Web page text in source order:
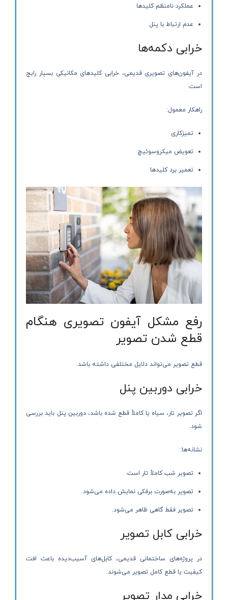
عملکرد نامنظم کلیدها
عدم ارتباط با پنل
خرابی دکمه‌ها
در آیفون‌های تصویری قدیمی، خرابی کلیدهای مکانیکی بسیار رایج
است.
راهکار معمول:
تمیزکاری
تعویض میکروسوئیچ
تعمیر برد کلیدها
رفع مشکل آیفون تصویری هنگام
قطع شدن تصویر
قطع تصویر می‌تواند دلایل مختلفی داشته باشد.
خرابی دوربین پنل
اگر تصویر تار، سیاه یا کاملاً قطع شده باشد، دوربین پنل باید بررسی
شود.
نشانه‌ها:
تصویر شب کاملاً تار است.
تصویر به‌صورت برفکی نمایش داده می‌شود.
تصویر فقط گاهی ظاهر می‌شود.
خرابی کابل تصویر
در پروژه‌های ساختمانی قدیمی، کابل‌های آسیب‌دیده باعث افت
کیفیت یا قطع کامل تصویر می‌شوند.
خرابی مدار تصویر